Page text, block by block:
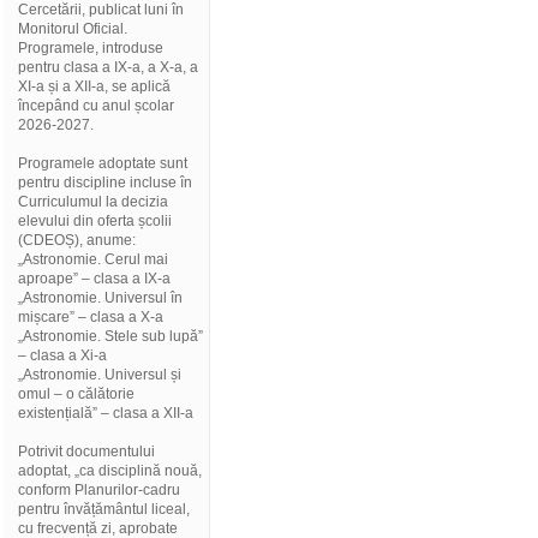
Cercetării, publicat luni în
Monitorul Oficial.
Programele, introduse
pentru clasa a IX-a, a X-a, a
XI-a și a XII-a, se aplică
începând cu anul școlar
2026-2027.
Programele adoptate sunt
pentru discipline incluse în
Curriculumul la decizia
elevului din oferta școlii
(CDEOȘ), anume:
„Astronomie. Cerul mai
aproape” – clasa a IX-a
„Astronomie. Universul în
mișcare” – clasa a X-a
„Astronomie. Stele sub lupă”
– clasa a Xi-a
„Astronomie. Universul și
omul – o călătorie
existențială” – clasa a XII-a
Potrivit documentului
adoptat, „ca disciplină nouă,
conform Planurilor-cadru
pentru învățământul liceal,
cu frecvență zi, aprobate